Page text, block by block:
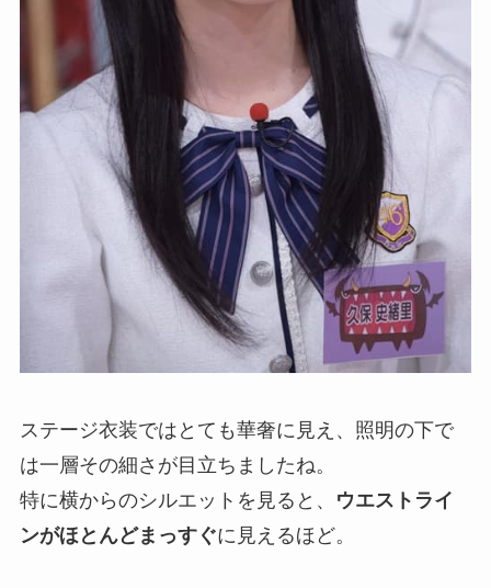
ステージ衣装ではとても華奢に見え、照明の下で
は一層その細さが目立ちましたね。
特に横からのシルエットを見ると、
ウエストライ
ンがほとんどまっすぐに見えるほど。